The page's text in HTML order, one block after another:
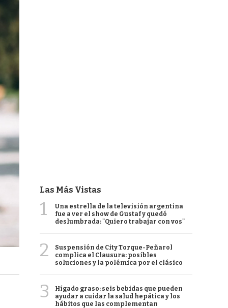
Las Más Vistas
1
Una estrella de la televisión argentina
fue a ver el show de Gustaf y quedó
deslumbrada: "Quiero trabajar con vos"
2
Suspensión de City Torque-Peñarol
complica el Clausura: posibles
soluciones y la polémica por el clásico
3
Hígado graso: seis bebidas que pueden
ayudar a cuidar la salud hepática y los
hábitos que las complementan